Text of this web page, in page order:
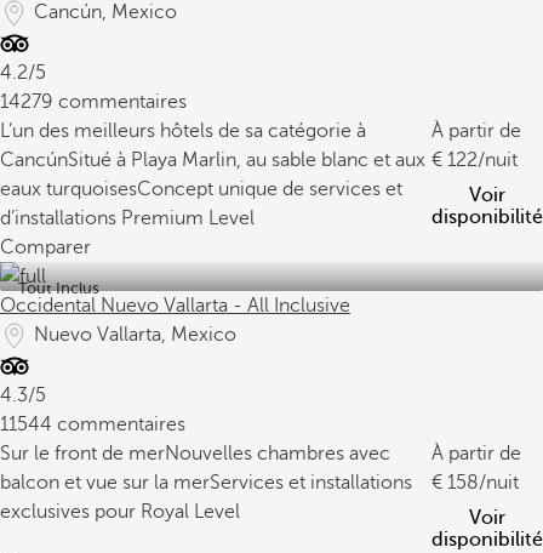
Cancún, Mexico
4.2/5
14279 commentaires
L’un des meilleurs hôtels de sa catégorie à
CancúnSitué à Playa Marlin, au sable blanc et aux
eaux turquoisesConcept unique de services et
d’installations Premium Level
À partir de
122/nuit
Voir
disponibilité
Comparer
Tout Inclus
Occidental Nuevo Vallarta - All Inclusive
Nuevo Vallarta, Mexico
4.3/5
11544 commentaires
Sur le front de merNouvelles chambres avec
balcon et vue sur la merServices et installations
exclusives pour Royal Level
À partir de
158/nuit
Voir
disponibilité